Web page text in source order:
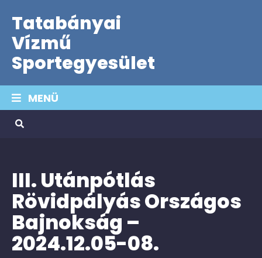
Tatabányai
Vízmű
Sportegyesület
MENÜ
III. Utánpótlás
Rövidpályás Országos
Bajnokság –
2024.12.05-08.